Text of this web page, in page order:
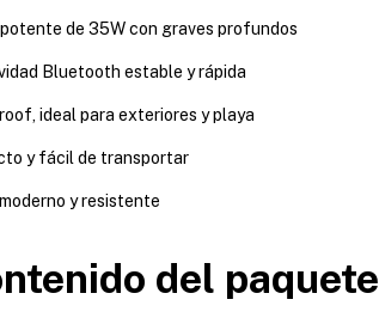
de 35W con graves profundos
Bluetooth estable y rápida
ideal para exteriores y playa
y fácil de transportar
y resistente
del paquete